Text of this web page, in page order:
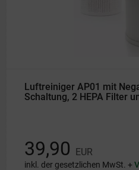
Luftreiniger AP01 mit
Schaltung, 2 HEPA Filter
39,90 EUR
inkl. der gesetzlichen MwSt. +